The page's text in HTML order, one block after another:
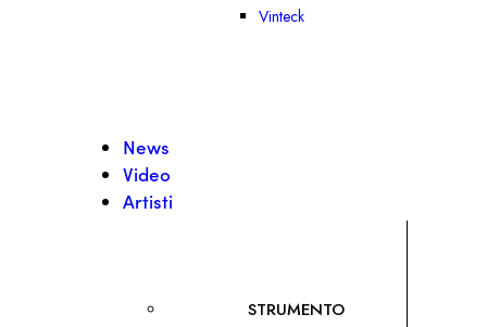
Vinteck
News
Video
Artisti
STRUMENTO